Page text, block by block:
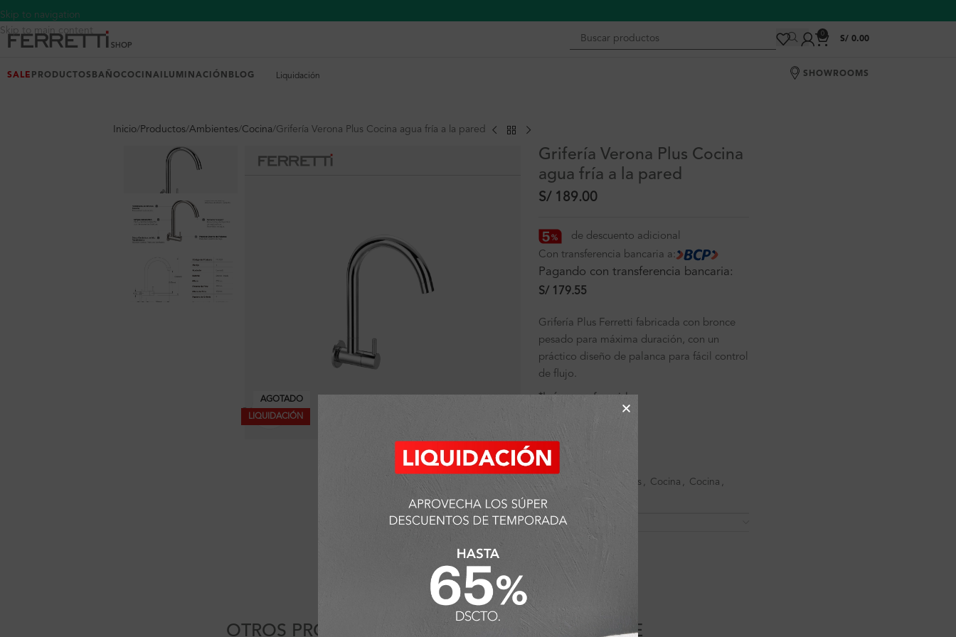
Skip to navigation
Skip to main content
0
S/ 0.00
SALE PRODUCTOS BAÑOCOCINA ILUMINACIÓN BLOG Liquidación SHOWROOMS
Inicio Productos Ambientes Cocina Grifería Verona Plus Cocina agua fría a la pared
AGOTADO
LIQUIDACIÓN
Clic para ampliar
Grifería Verona Plus Cocina
agua fría a la pared
S/189.00
de descuento adicional
Con transferencia bancaria a:
Pagando con transferencia bancaria:
S/179.55
Grifería Plus Ferretti fabricada con bronce
pesado para máxima duración, con un
práctico diseño de palanca para fácil control
de flujo.
*Imágenes referenciales
Sin existencias
SKU:
Categorías:
Ambientes , Cocina , Cocina ,
Griferías
Detalles y Material
OTROS PRODUCTOS QUE PUEDEN INTERESARTE